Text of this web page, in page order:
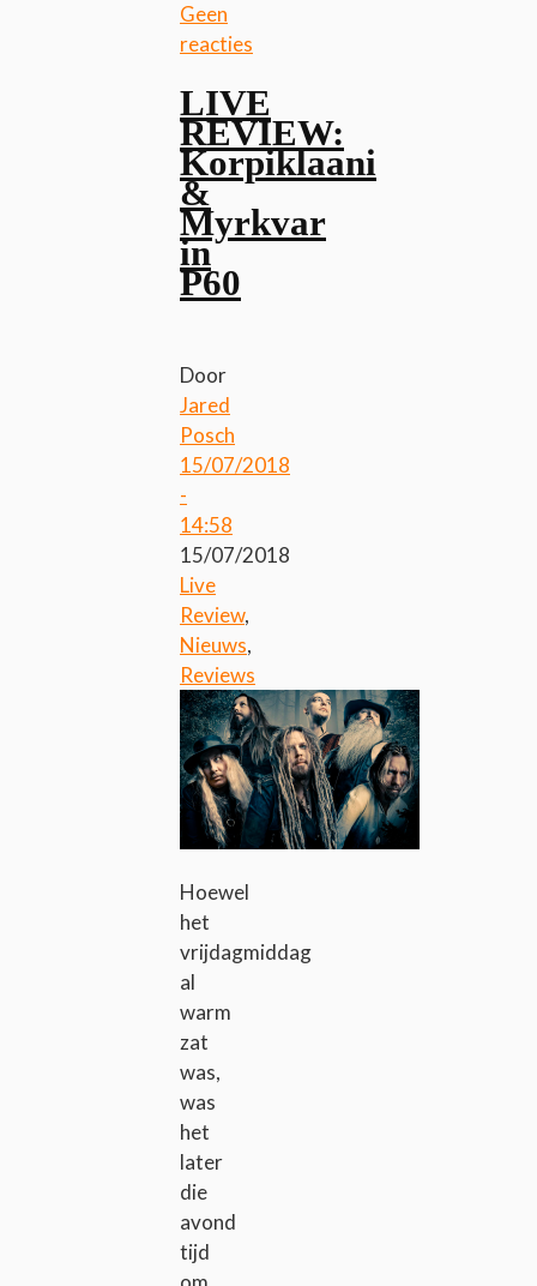
Geen
reacties
LIVE
REVIEW:
Korpiklaani
&
Myrkvar
in
P60
Door
Jared
Posch
15/07/2018
-
14:58
15/07/2018
Live
Review,
Nieuws,
Reviews
Hoewel
het
vrijdagmiddag
al
warm
zat
was,
was
het
later
die
avond
tijd